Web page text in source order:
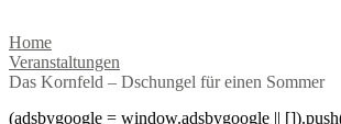
Home
Veranstaltungen
Das Kornfeld – Dschungel für einen Sommer
(adsbygoogle = window.adsbygoogle ||